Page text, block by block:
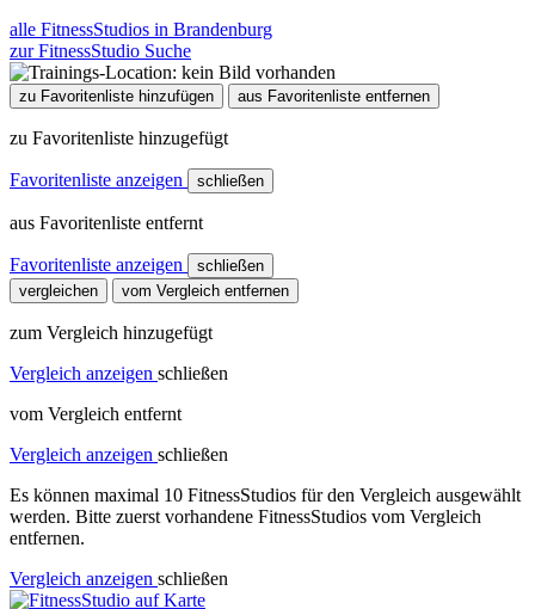
alle FitnessStudios in Brandenburg
zur FitnessStudio Suche
zu Favoritenliste hinzufügen aus Favoritenliste entfernen
zu Favoritenliste hinzugefügt
Favoritenliste anzeigen schließen
aus Favoritenliste entfernt
Favoritenliste anzeigen
schließen
vergleichen
vom Vergleich entfernen
zum Vergleich hinzugefügt
Vergleich anzeigen schließen
vom Vergleich entfernt
Vergleich anzeigen schließen
Es können maximal 10 FitnessStudios für den Vergleich ausgewählt
werden. Bitte zuerst vorhandene FitnessStudios vom Vergleich
entfernen.
Vergleich anzeigen schließen